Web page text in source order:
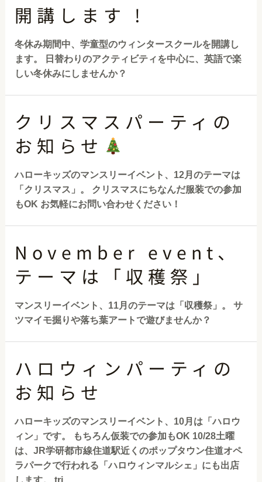
開講します !
冬休み期間中、学童型のウィンタースクールを開講し
ます。 日替わりのアクティビティを中心に、英語で楽
しい冬休みにしませんか？
クリスマスパーティの
お知らせ
ハローキッズのマンスリーイベント、12月のテーマは
「クリスマス」。 クリスマスにちなんだ服装での参加
もOK お気軽にお問い合わせください！
November event、
テーマは「収穫祭」
マンスリーイベント、11月のテーマは「収穫祭」。 サ
ツマイモ掘りや落ち葉アートで遊びませんか？
ハロウィンパーティの
お知らせ
ハローキッズのマンスリーイベント、10月は「ハロウ
ィン」です。 もちろん仮装での参加もOK 10/28土曜
は、JR学研都市線住道駅近くのポップタウン住道オペ
ラパークで行われる「ハロウィンマルシェ」にも出店
します。 tri …